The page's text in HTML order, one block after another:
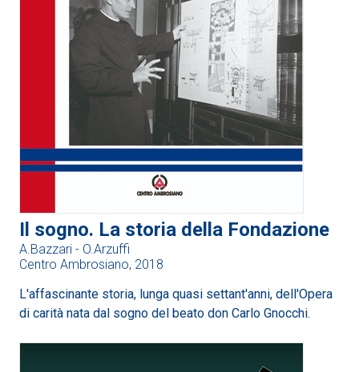
Il sogno. La storia della Fondazione
A.Bazzari - O.Arzuffi
Centro Ambrosiano, 2018
L'affascinante storia, lunga quasi settant'anni, dell'Opera
di carità nata dal sogno del beato don Carlo Gnocchi.